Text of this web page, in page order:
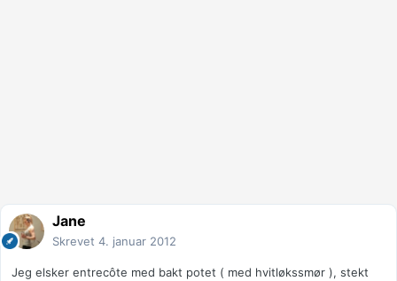
Jane
Skrevet 4. januar 2012
Jeg elsker entrecôte med bakt potet ( med hvitløkssmør ), stekt